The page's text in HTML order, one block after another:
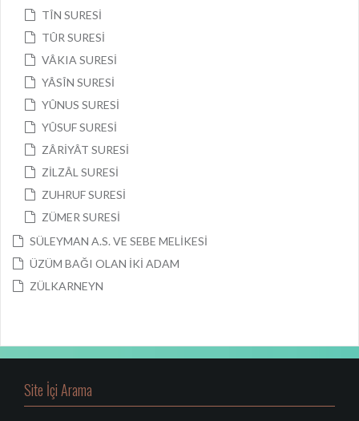
TÎN SURESİ
TÛR SURESİ
VÂKIA SURESİ
YÂSÎN SURESİ
YÛNUS SURESİ
YÛSUF SURESİ
ZÂRİYÂT SURESİ
ZİLZÂL SURESİ
ZUHRUF SURESİ
ZÜMER SURESİ
SÜLEYMAN A.S. VE SEBE MELİKESİ
ÜZÜM BAĞI OLAN İKİ ADAM
ZÜLKARNEYN
Site İçi Arama